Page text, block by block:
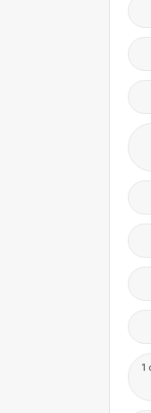
اختبارات الكترونيه 1